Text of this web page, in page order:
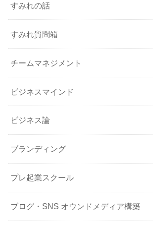
すみれの話
すみれ質問箱
チームマネジメント
ビジネスマインド
ビジネス論
ブランディング
プレ起業スクール
ブログ・SNS オウンドメディア構築